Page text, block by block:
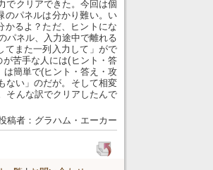
でクリアできた。今回は個
のパネルは分かり難い。い
かるよ？ただ、ヒントにな
パネル、入力途中で離れる
てまた一列入力して」がで
苦手な人には(ヒント・答
簡単で(ヒント・答え・攻
ない」のだが。そして相変
そんな訳でクリアしたんで
稿者：グラハム・エーカー